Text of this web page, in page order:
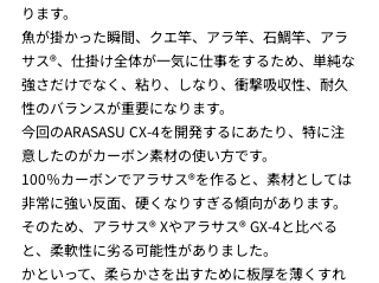
ります。
魚が掛かった瞬間、クエ竿、アラ竿、石鯛竿、アラ
サス®、仕掛け全体が一気に仕事をするため、単純な
強さだけでなく、粘り、しなり、衝撃吸収性、耐久
性のバランスが重要になります。
今回のARASASU CX-4を開発するにあたり、特に注
意したのがカーボン素材の使い方です。
100％カーボンでアラサス®を作ると、素材としては
非常に強い反面、硬くなりすぎる傾向があります。
そのため、アラサス® Xやアラサス® GX-4と比べる
と、柔軟性に劣る可能性がありました。
かといって、柔らかさを出すために板厚を薄くすれ